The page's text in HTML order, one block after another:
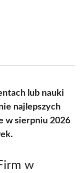
lub nauki
najlepszych
w sierpniu 2026
w